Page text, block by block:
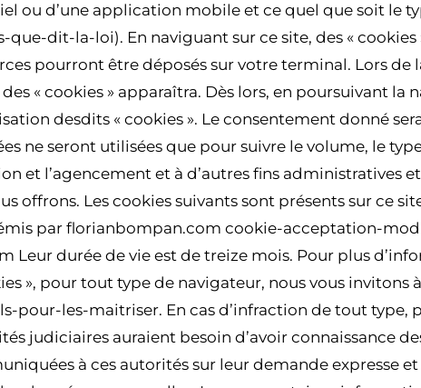
ou d’une application mobile et ce quel que soit le
dit-la-loi). En naviguant sur ce site, des «
pourront être déposés sur votre terminal. Lors de
« cookies » apparaîtra. Dès lors, en poursuivant la
desdits « cookies ». Le consentement donné
ne seront utilisées que pour suivre le volume, le
et l’agencement et à d’autres fins administratives
offrons. Les cookies suivants sont présents sur ce
par florianbompan.com cookie-acceptation-
Leur durée de vie est de treize mois. Pour plus
», pour tout type de navigateur, nous vous invitons
pour-les-maitriser. En cas d’infraction de tout type,
judiciaires auraient besoin d’avoir connaissance
à ces autorités sur leur demande expresse